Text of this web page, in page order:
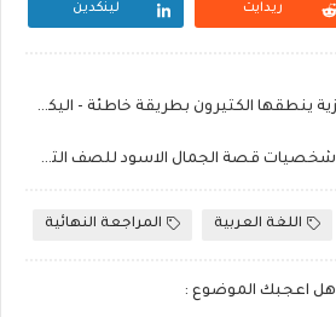
ريدايت لينكدين
تعرف على كلمات انجليزية ينطقها الكثيرون بطريقة خاطئة - اليكم النطق الصحيح لها
حمل وتعرف على جميع شخصيات قصة الجمال الاسود للصف الثالث الاعدادى
اللغة العربية المراجعة النهائية
هل اعجبك الموضوع :